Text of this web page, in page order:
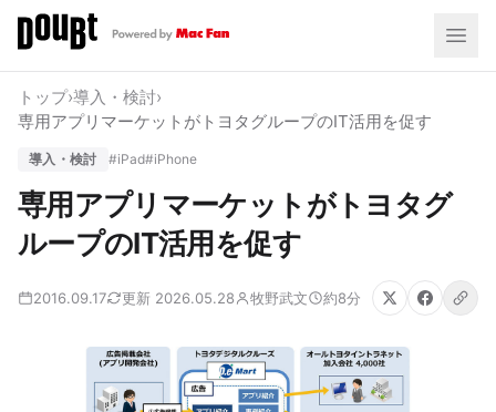
トップ›導入・検討›
専用アプリマーケットがトヨタグループのIT活用を促す
導入・検討 #iPad#iPhone
専用アプリマーケットがトヨタグ
ループのIT活用を促す
2016.09.17 更新 2026.05.28 牧野武文 約8分